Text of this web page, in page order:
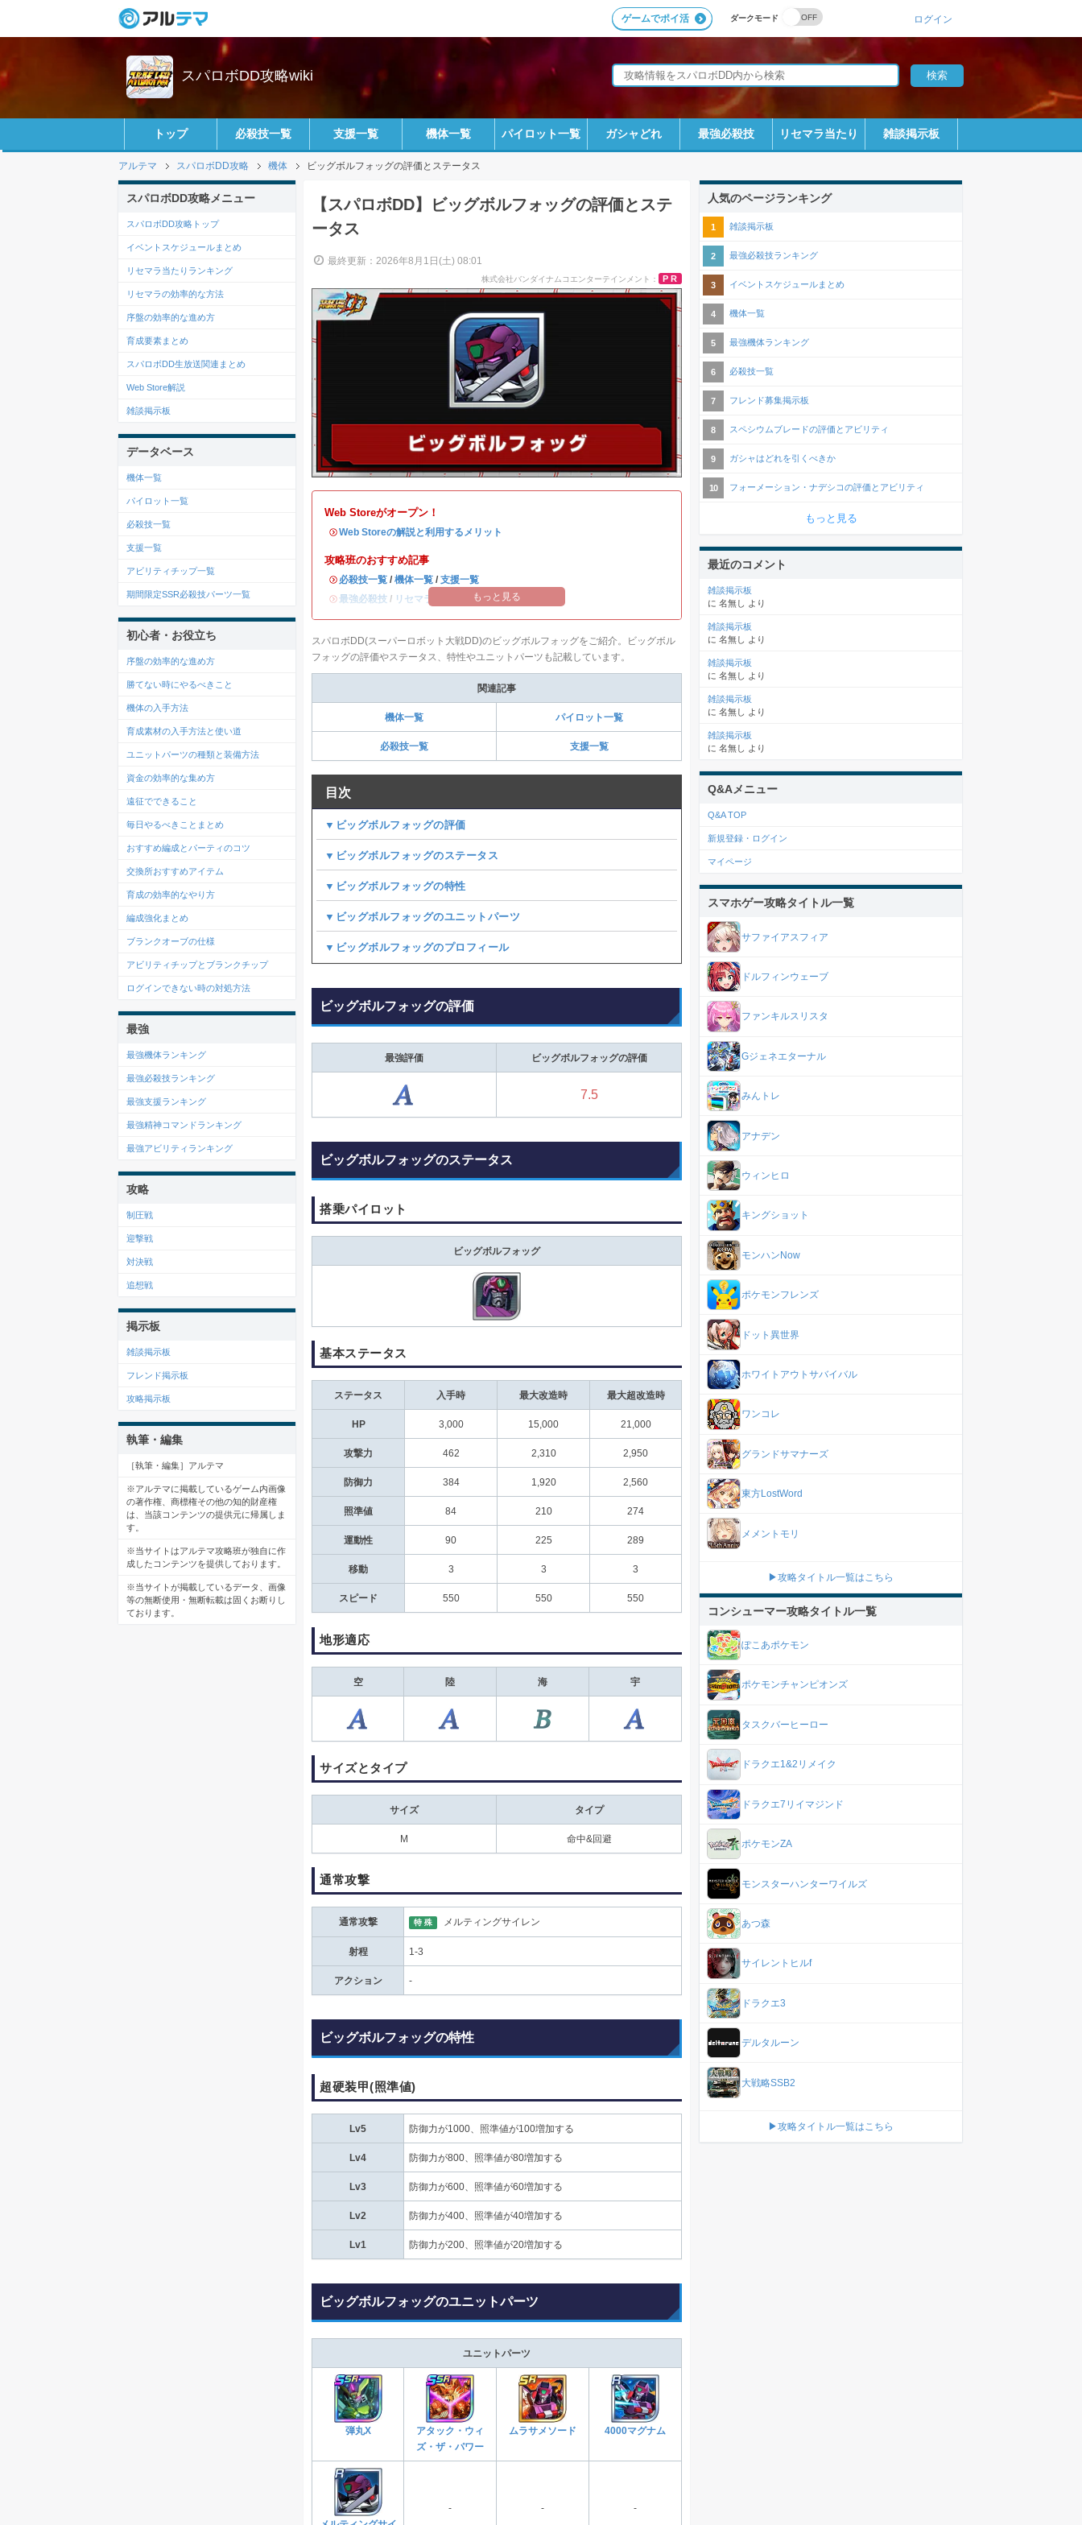
ダークモード
ゲームでポイ活 ログイン
スパロボDD攻略wiki
トップ 必殺技一覧 支援一覧 機体一覧 パイロット一覧 ガシャどれ 最強必殺技 リセマラ当たり 雑談掲示板
アルテマ スパロボDD攻略 機体 ビッグボルフォッグの評価とステータス
【スパロボDD】ビッグボルフォッグの評価とステ
ータス
最終更新：2026年8月1日(土) 08:01
PR
Web Storeがオープン！
・Web Storeの解説と利用するメリット
攻略班のおすすめ記事
・ 必殺技一覧 / 機体一覧 / 支援一覧
・最強必殺技 / リセマラ当たりランキング
もっと見る
スパロボDD(スーパーロボット大戦DD)のビッグボルフォッグをご紹介。ビッグボル
フォッグの評価やステータス、特性やユニットパーツも記載しています。
関連記事
機体一覧 パイロット一覧
必殺技一覧 支援一覧
目次
▼ビッグボルフォッグの評価
▼ビッグボルフォッグのステータス
▼ビッグボルフォッグの特性
▼ビッグボルフォッグのユニットパーツ
▼ビッグボルフォッグのプロフィール
ビッグボルフォッグの評価
最強評価 ビッグボルフォッグの評価
7.5
ビッグボルフォッグのステータス
搭乗パイロット
ビッグボルフォッグ
基本ステータス
ステータス 入手時 最大改造時 最大超改造時
HP 3,000 15,000 21,000
攻撃力 462 2,310 2,950
防御力 384 1,920 2,560
照準値 84 210 274
運動性 90 225 289
移動 3 3 3
スピード 550 550 550
地形適応
空 陸 海 宇
サイズとタイプ
サイズ タイプ
M 命中&回避
通常攻撃
通常攻撃 特 殊 メルティングサイレン
射程 1-3
アクション -
ビッグボルフォッグの特性
超硬装甲(照準値)
Lv5 防御力が1000、照準値が100増加する
Lv4 防御力が800、照準値が80増加する
Lv3 防御力が600、照準値が60増加する
Lv2 防御力が400、照準値が40増加する
Lv1 防御力が200、照準値が20増加する
ビッグボルフォッグのユニットパーツ
ユニットパーツ
弾丸X
アタック・ウィ
ズ・ザ・パワー
ムラサメソード 4000マグナム
- - -
スパロボDD攻略メニュー
スパロボDD攻略トップ
イベントスケジュールまとめ
リセマラ当たりランキング
リセマラの効率的な方法
序盤の効率的な進め方
育成要素まとめ
スパロボDD生放送関連まとめ
Web Store解説
雑談掲示板
データベース
機体一覧
パイロット一覧
必殺技一覧
支援一覧
アビリティチップ一覧
期間限定SSR必殺技パーツ一覧
初心者・お役立ち
序盤の効率的な進め方
勝てない時にやるべきこと
機体の入手方法
育成素材の入手方法と使い道
ユニットパーツの種類と装備方法
資金の効率的な集め方
遠征でできること
毎日やるべきことまとめ
おすすめ編成とパーティのコツ
交換所おすすめアイテム
育成の効率的なやり方
編成強化まとめ
ブランクオーブの仕様
アビリティチップとブランクチップ
ログインできない時の対処方法
最強
最強機体ランキング
最強必殺技ランキング
最強支援ランキング
最強精神コマンドランキング
最強アビリティランキング
攻略
制圧戦
迎撃戦
対決戦
追想戦
掲示板
雑談掲示板
フレンド掲示板
攻略掲示板
執筆・編集
［執筆・編集］アルテマ
※アルテマに掲載しているゲーム内画像
の著作権、商標権その他の知的財産権
は、当該コンテンツの提供元に帰属しま
す。
※当サイトはアルテマ攻略班が独自に作
成したコンテンツを提供しております。
※当サイトが掲載しているデータ、画像
等の無断使用・無断転載は固くお断りし
ております。
人気のページランキング
雑談掲示板
最強必殺技ランキング
イベントスケジュールまとめ
機体一覧
最強機体ランキング
必殺技一覧
フレンド募集掲示板
スペシウムブレードの評価とアビリティ
ガシャはどれを引くべきか
フォーメーション・ナデシコの評価とアビリティ
もっと見る
最近のコメント
雑談掲示板
に 名無し より
雑談掲示板
に 名無し より
雑談掲示板
に 名無し より
雑談掲示板
に 名無し より
雑談掲示板
に 名無し より
Q&Aメニュー
Q&A TOP
新規登録・ログイン
マイページ
スマホゲー攻略タイトル一覧
サファイアスフィア
ドルフィンウェーブ
ファンキルスリスタ
Gジェネエターナル
みんトレ
アナデン
ウィンヒロ
キングショット
モンハンNow
ポケモンフレンズ
ドット異世界
ホワイトアウトサバイバル
ワンコレ
グランドサマナーズ
東方LostWord
メメントモリ
▶攻略タイトル一覧はこちら
コンシューマー攻略タイトル一覧
ぽこあポケモン
ポケモンチャンピオンズ
タスクバーヒーロー
ドラクエ1&2リメイク
ドラクエ7リイマジンド
ポケモンZA
モンスターハンターワイルズ
あつ森
サイレントヒルf
ドラクエ3
デルタルーン
大戦略SSB2
▶攻略タイトル一覧はこちら